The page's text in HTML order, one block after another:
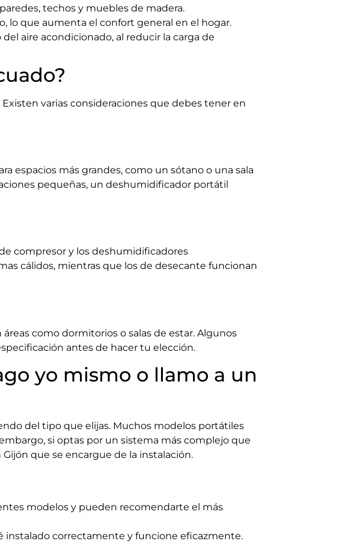
techos y muebles de madera.
lo que aumenta el confort general en el hogar.
aire acondicionado, al reducir la carga de
varias consideraciones que debes tener en
espacios más grandes, como un sótano o una sala
pequeñas, un deshumidificador portátil
compresor y los deshumidificadores
cálidos, mientras que los de desecante funcionan
como dormitorios o salas de estar. Algunos
antes de hacer tu elección.
yo mismo o llamo a un
del tipo que elijas. Muchos modelos portátiles
si optas por un sistema más complejo que
que se encargue de la instalación.
modelos y pueden recomendarte el más
instalado correctamente y funcione eficazmente.